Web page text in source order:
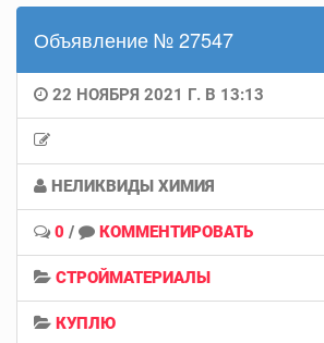
Объявление № 27547
22 НОЯБРЯ 2021 Г. В 13:13
НЕЛИКВИДЫ ХИМИЯ
0 / КОММЕНТИРОВАТЬ
СТРОЙМАТЕРИАЛЫ
КУПЛЮ